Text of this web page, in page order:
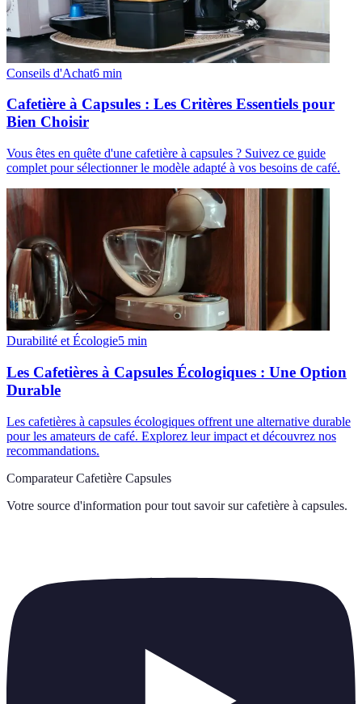
Conseils d'Achat6 min
Cafetière à Capsules : Les Critères Essentiels pour
Bien Choisir
Vous êtes en quête d'une cafetière à capsules ? Suivez ce guide
complet pour sélectionner le modèle adapté à vos besoins de café.
Durabilité et Écologie5 min
Les Cafetières à Capsules Écologiques : Une Option
Durable
Les cafetières à capsules écologiques offrent une alternative durable
pour les amateurs de café. Explorez leur impact et découvrez nos
recommandations.
Comparateur Cafetière Capsules
Votre source d'information pour tout savoir sur cafetière à capsules.